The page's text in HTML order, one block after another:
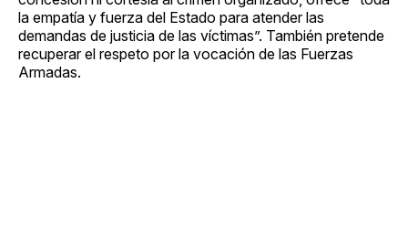
la empatía y fuerza del Estado para atender las
demandas de justicia de las víctimas”. También pretende
recuperar el respeto por la vocación de las Fuerzas
Armadas.